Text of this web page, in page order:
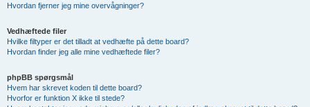
Hvordan fjerner jeg mine overvågninger?
Vedhæftede filer
Hvilke filtyper er det tilladt at vedhæfte på dette board?
Hvordan finder jeg alle mine vedhæftede filer?
phpBB spørgsmål
Hvem har skrevet koden til dette board?
Hvorfor er funktion X ikke til stede?